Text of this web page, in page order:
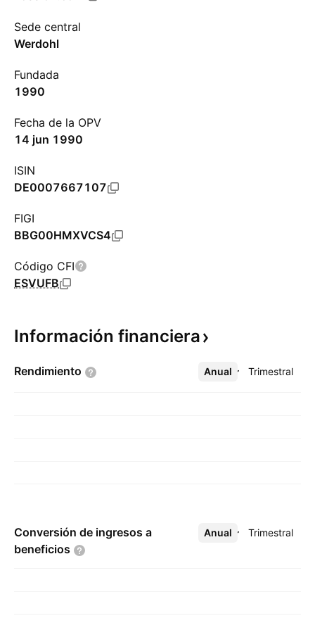
Sede central
Werdohl
Fundada
1990
Fecha de la OPV
14 jun 1990
ISIN
DE0007667107
FIGI
BBG00HMXVCS4
Código CFI
ESVUFB
Información financiera
Rendimiento Anual Trimestral
Más
Conversión de ingresos a
beneficios
Anual Trimestral
Más